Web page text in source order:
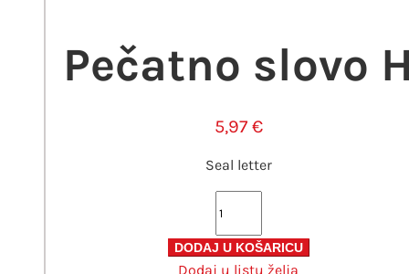
Pečatno slovo
5,97 €
Seal letter
H
količina
DODAJ U KOŠARICU
Dodaj u listu želja